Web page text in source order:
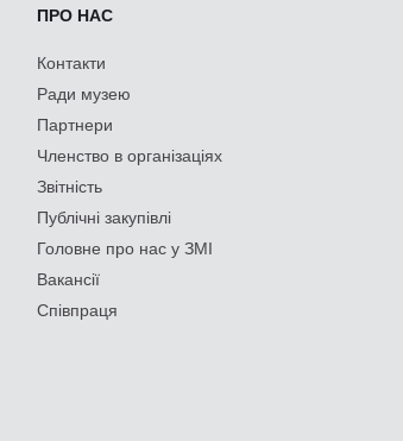
ПРО НАС
Контакти
Ради музею
Партнери
Членство в організаціях
Звітність
Публічні закупівлі
Головне про нас у ЗМІ
Вакансії
Співпраця